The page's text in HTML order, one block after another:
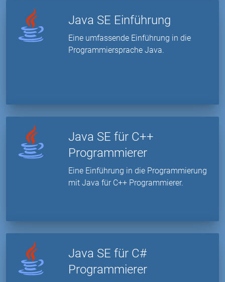
Java SE Einführung
Eine umfassende Einführung in die
Programmiersprache Java.
Java SE für C++
Programmierer
Eine Einführung in die Programmierung
mit Java für C++ Programmierer.
Java SE für C#
Programmierer